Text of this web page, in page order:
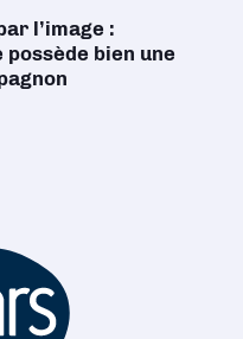
l’image :
possède bien une